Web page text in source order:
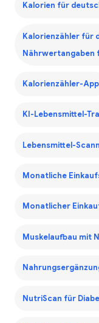
Kalorien für
Kalorienzähler für
Nährwertangaben
Kalorienzähler-App
KI-Lebensmittel-
Lebensmittel-
Monatliche
Monatlicher
Muskelaufbau mit
NutriScan für